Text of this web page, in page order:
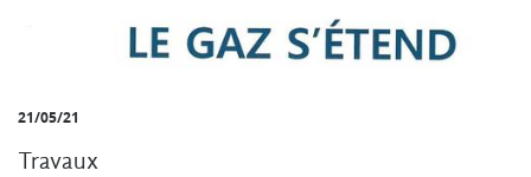
21/05/21
Travaux